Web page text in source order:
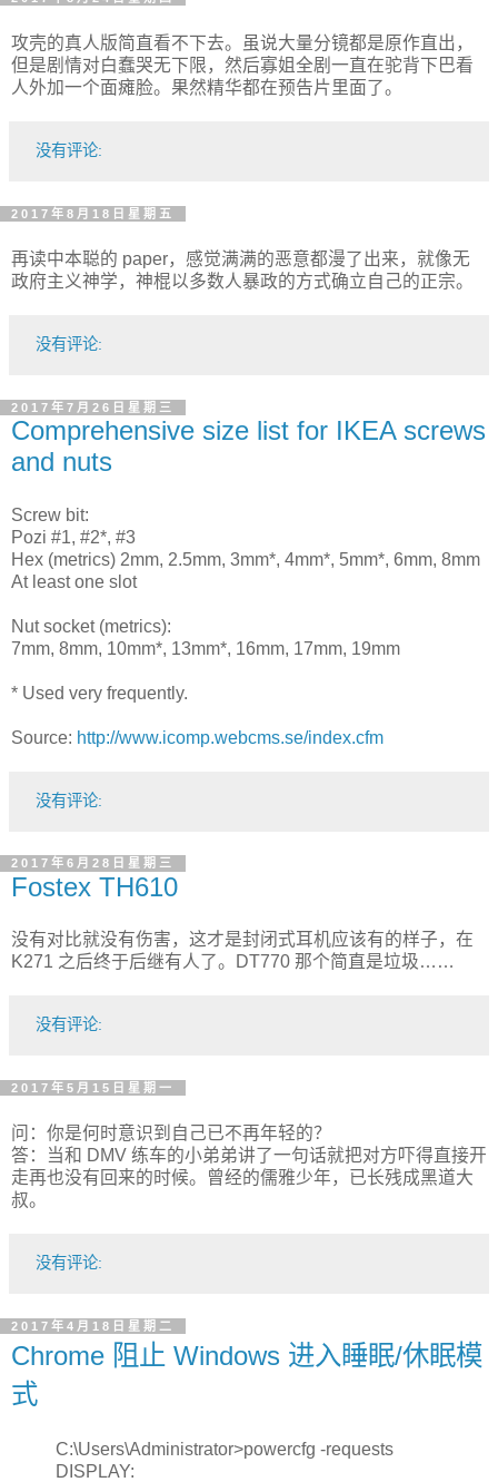
攻壳的真人版简直看不下去。虽说大量分镜都是原作直出，
但是剧情对白蠢哭无下限，然后寡姐全剧一直在驼背下巴看
人外加一个面瘫脸。果然精华都在预告片里面了。
没有评论:
2017年8月18日星期五
再读中本聪的 paper，感觉满满的恶意都漫了出来，就像无
政府主义神学，神棍以多数人暴政的方式确立自己的正宗。
没有评论:
2017年7月26日星期三
Comprehensive size list for IKEA screws
and nuts
Screw bit:
Pozi #1, #2*, #3
Hex (metrics) 2mm, 2.5mm, 3mm*, 4mm*, 5mm*, 6mm, 8mm
At least one slot
Nut socket (metrics):
7mm, 8mm, 10mm*, 13mm*, 16mm, 17mm, 19mm
* Used very frequently.
Source: http://www.icomp.webcms.se/index.cfm
没有评论:
2017年6月28日星期三
Fostex TH610
没有对比就没有伤害，这才是封闭式耳机应该有的样子，在
K271 之后终于后继有人了。DT770 那个简直是垃圾……
没有评论:
2017年5月15日星期一
问：你是何时意识到自己已不再年轻的？
答：当和 DMV 练车的小弟弟讲了一句话就把对方吓得直接开
走再也没有回来的时候。曾经的儒雅少年，已长残成黑道大
叔。
没有评论:
2017年4月18日星期二
Chrome 阻止 Windows 进入睡眠/休眠模
式
C:\Users\Administrator>powercfg -requests
DISPLAY: